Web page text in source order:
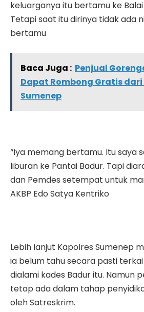
keluarganya itu bertamu ke Balai
Tetapi saat itu dirinya tidak ada
bertamu
Baca Juga : Penjual
Dapat Rombong Gratis dari
Sumenep
“Iya memang bertamu. Itu saya
liburan ke Pantai Badur. Tapi
dan Pemdes setempat untuk
AKBP Edo Satya Kentriko
Lebih lanjut Kapolres Sumenep
ia belum tahu secara pasti
dialami kades Badur itu. Namun
tetap ada dalam tahap
oleh Satreskrim.